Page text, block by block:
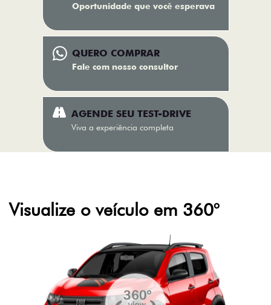
Oportunidade que você esperava
QUERO COMPRAR
Fale com nosso consultor
AGENDE SEU TEST-DRIVE
Viva a experiência completa
Visualize o veículo em 360°